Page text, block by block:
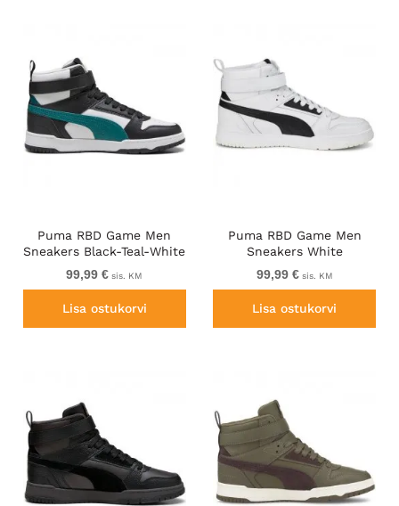
Puma RBD Game Men
Sneakers Black-Teal-White
99,99 € sis. KM
Lisa ostukorvi
Puma RBD Game Men
Sneakers White
99,99 €sis. KM
Lisa ostukorvi